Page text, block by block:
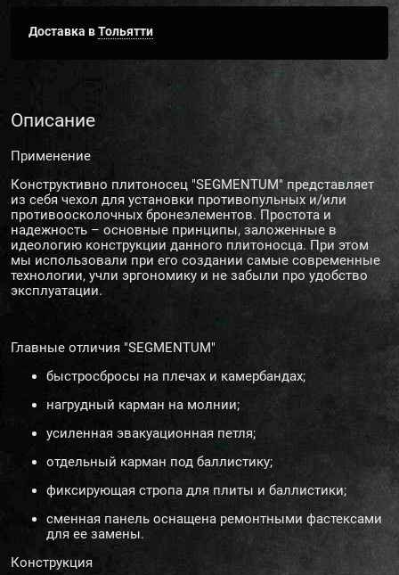
Доставка вТольятти
Описание
Применение
Конструктивно плитоносец "SEGMENTUM" представляет
из себя чехол для установки противопульных и/или
противоосколочных бронеэлементов. Простота и
надежность – основные принципы, заложенные в
идеологию конструкции данного плитоносца. При этом
мы использовали при его создании самые современные
технологии, учли эргономику и не забыли про удобство
эксплуатации.
Главные отличия "SEGMENTUM"
быстросбросы на плечах и камербандах;
нагрудный карман на молнии;
усиленная эвакуационная петля;
отдельный карман под баллистику;
фиксирующая стропа для плиты и баллистики;
сменная панель оснащена ремонтными фастексами
для ее замены.
Конструкция